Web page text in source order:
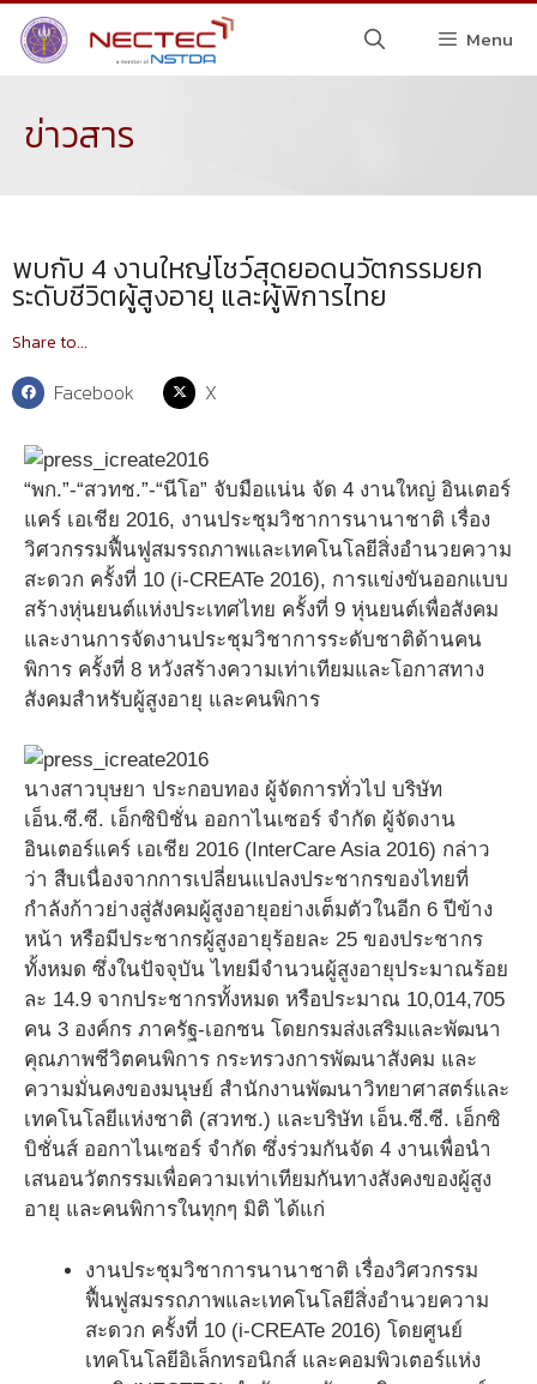
Menu
ข่าวสาร
พบกับ 4 งานใหญ่โชว์สุดยอดนวัตกรรมยก
ระดับชีวิตผู้สูงอายุ และผู้พิการไทย
Share to...
Facebook X
“พก.”-“สวทช.”-“นีโอ” จับมือแน่น จัด 4 งานใหญ่ อินเตอร์
แคร์ เอเชีย 2016, งานประชุมวิชาการนานาชาติ เรื่อง
วิศวกรรมฟื้นฟูสมรรถภาพและเทคโนโลยีสิ่งอำนวยความ
สะดวก ครั้งที่ 10 (i-CREATe 2016), การแข่งขันออกแบบ
สร้างหุ่นยนต์แห่งประเทศไทย ครั้งที่ 9 หุ่นยนต์เพื่อสังคม
และงานการจัดงานประชุมวิชาการระดับชาติด้านคน
พิการ ครั้งที่ 8 หวังสร้างความเท่าเทียมและโอกาสทาง
สังคมสำหรับผู้สูงอายุ และคนพิการ
นางสาวบุษยา ประกอบทอง ผู้จัดการทั่วไป บริษัท
เอ็น.ซี.ซี. เอ็กซิบิชั่น ออกาไนเซอร์ จำกัด ผู้จัดงาน
อินเตอร์แคร์ เอเชีย 2016 (InterCare Asia 2016) กล่าว
ว่า สืบเนื่องจากการเปลี่ยนแปลงประชากรของไทยที่
กำลังก้าวย่างสู่สังคมผู้สูงอายุอย่างเต็มตัวในอีก 6 ปีข้าง
หน้า หรือมีประชากรผู้สูงอายุร้อยละ 25 ของประชากร
ทั้งหมด ซึ่งในปัจจุบัน ไทยมีจำนวนผู้สูงอายุประมาณร้อย
ละ 14.9 จากประชากรทั้งหมด หรือประมาณ 10,014,705
คน 3 องค์กร ภาครัฐ-เอกชน โดยกรมส่งเสริมและพัฒนา
คุณภาพชีวิตคนพิการ กระทรวงการพัฒนาสังคม และ
ความมั่นคงของมนุษย์ สำนักงานพัฒนาวิทยาศาสตร์และ
เทคโนโลยีแห่งชาติ (สวทช.) และบริษัท เอ็น.ซี.ซี. เอ็กซิ
บิชั่นส์ ออกาไนเซอร์ จำกัด ซึ่งร่วมกันจัด 4 งานเพื่อนำ
เสนอนวัตกรรมเพื่อความเท่าเทียมกันทางสังคงของผู้สูง
อายุ และคนพิการในทุกๆ มิติ ได้แก่
งานประชุมวิชาการนานาชาติ เรื่องวิศวกรรม
ฟื้นฟูสมรรถภาพและเทคโนโลยีสิ่งอำนวยความ
สะดวก ครั้งที่ 10 (i-CREATe 2016) โดยศูนย์
เทคโนโลยีอิเล็กทรอนิกส์ และคอมพิวเตอร์แห่ง